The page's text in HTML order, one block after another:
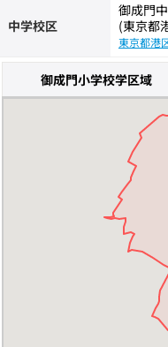
中学校区
御成門
(東京都
東京都港
御成門小学校学区域